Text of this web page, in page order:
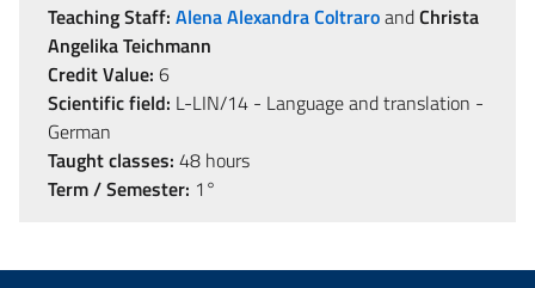
Teaching Staff: Alena Alexandra ColtraroandChrista
Angelika Teichmann
Credit Value: 6
Scientific field: L-LIN/14 - Language and translation -
German
Taught classes: 48 hours
Term / Semester: 1°